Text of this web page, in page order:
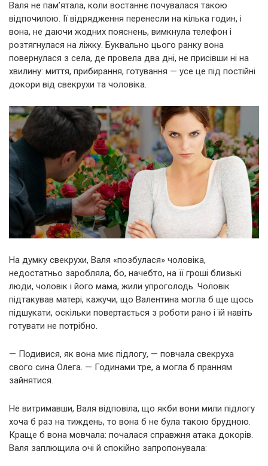
Валя не пам’ятала, коли востаннє почувалася такою
відпочилою. Її відрядження перенесли на кілька годин, і
вона, не даючи жодних пояснень, вимкнула телефон і
розтягнулася на ліжку. Буквально цього ранку вона
повернулася з села, де провела два дні, не присівши ні на
хвилину: миття, прибирання, готування — усе це під постійні
докори від свекрухи та чоловіка.
На думку свекрухи, Валя «позбулася» чоловіка,
недостатньо заробляла, бо, начебто, на її гроші близькі
люди, чоловік і його мама, жили упроголодь. Чоловік
підтакував матері, кажучи, що Валентина могла б ще щось
підшукати, оскільки повертається з роботи рано і їй навіть
готувати не потрібно.
— Подивися, як вона миє підлогу, — повчала свекруха
свого сина Олега. — Годинами тре, а могла б пранням
зайнятися.
Не витримавши, Валя відповіла, що якби вони мили підлогу
хоча б раз на тиждень, то вона б не була такою брудною.
Краще б вона мовчала: почалася справжня атака докорів.
Валя заплющила очі й спокійно запропонувала: